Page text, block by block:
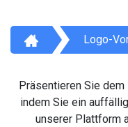
Logo-
Präsentieren Sie
indem Sie ein
unserer Plattform